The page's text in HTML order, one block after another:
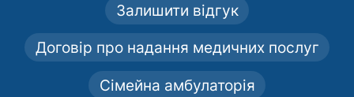
Залишити відгук
Договір про надання медичних послуг
Сімейна амбулаторія